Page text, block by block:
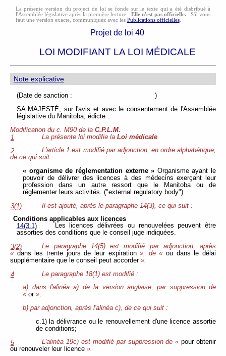
La présente version du project de loi se fonde sur le texte qui a été disbribué à
l'Assemblée législative après la première lecture. Elle n'est pas officielle. S'il vous
faut une version exacte, communiquez avec les Publications officielles.
Projet de loi 40
LOI MODIFIANT LA LOI MÉDICALE
Note explicative
(Date de sanction : )
SA MAJESTÉ, sur l'avis et avec le consentement de l'Assemblée
législative du Manitoba, édicte :
Modification du c. M90 de la C.P.L.M.
1
La présente loi modifie laLoi médicale
2
L'article 1 est modifié par adjonction, en ordre alphabétique,
de ce qui suit :
« organisme de réglementation externe » Organisme ayant le
pouvoir de délivrer des licences à des médecins exerçant leur
profession dans un autre ressort que le Manitoba ou de
réglementer leurs activités. ("external regulatory body")
3(1)
Il est ajouté, après le paragraphe 14(3), ce qui suit :
Conditions applicables aux licences
14(3.1)
Les licences délivrées ou renouvelées peuvent être
assorties des conditions que le conseil juge indiquées.
3(2)
Le paragraphe 14(5) est modifié par adjonction, après
« dans les trente jours de leur expiration», de «ou dans le délai
supplémentaire que le conseil peut accorder».
4
Le paragraphe 18(1) est modifié :
a) dans l'alinéa a) de la version anglaise, par suppression de
«or»;
b) par adjonction, après l'alinéa c), de ce qui suit :
c.1) la délivrance ou le renouvellement d'une licence assortie
de conditions;
5
L'alinéa 19c) est modifié par suppression de «pour obtenir
ou renouveler leur licence ».